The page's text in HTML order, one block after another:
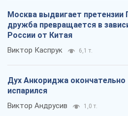
Москва выдвигает претензии
дружба превращается в
России от Китая
Виктор Каспрук 6,1 т.
Дух Анкориджа окончательно
испарился
Виктор Андрусив 1,0 т.